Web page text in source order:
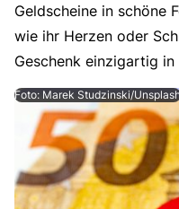
Geldscheine in schöne
wie ihr Herzen oder
Geschenk einzigartig
Foto: Marek Studzinski/